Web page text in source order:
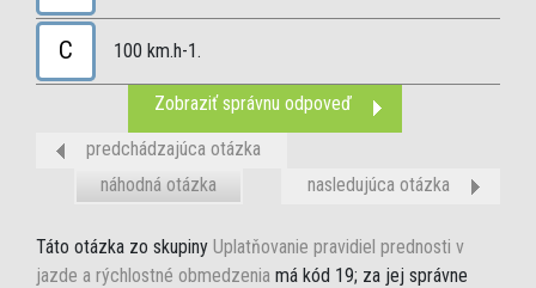
C 100 km.h-1.
Zobraziť správnu odpoveď
predchádzajúca otázka
nasledujúca otázka
náhodná otázka
Táto otázka zo skupiny Uplatňovanie pravidiel prednosti v
jazde a rýchlostné obmedzenia má kód 19; za jej správne